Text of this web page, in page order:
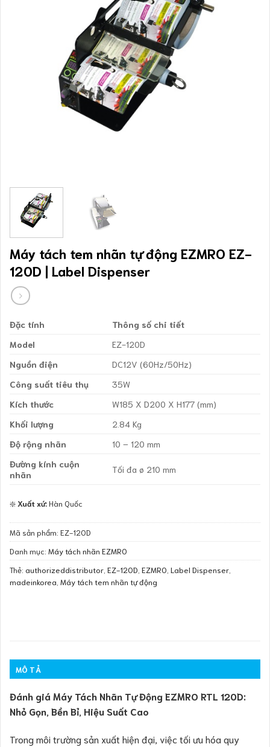
Máy tách tem nhãn tự động EZMRO EZ-
120D | Label Dispenser
Đặc tính
Thông số chi tiết
Model
EZ-120D
Nguồn điện
DC12V (60Hz/50Hz)
Công suất tiêu thụ
35W
Kích thước
W185 X D200 X H177 (mm)
Khối lượng
2.84 Kg
Độ rộng nhãn
10 – 120 mm
Đường kính cuộn
nhãn
Tối đa ø 210 mm
❇️ Xuất xứ:Hàn Quốc
Mã sản phẩm: EZ-120D
Danh mục: Máy tách nhãn EZMRO
Thẻ: authorizeddistributor EZ-120D EZMRO Label Dispenser
madeinkorea Máy tách tem nhãn tự động
MÔ TẢ
Đánh giá Máy Tách Nhãn Tự Động EZMRO RTL 120D:
Nhỏ Gọn, Bền Bỉ, Hiệu Suất Cao
Trong môi trường sản xuất hiện đại, việc tối ưu hóa quy